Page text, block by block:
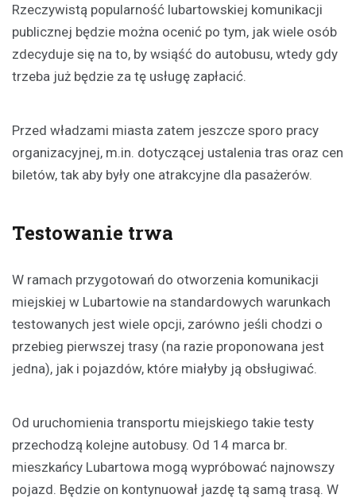
Rzeczywistą popularność lubartowskiej komunikacji
publicznej będzie można ocenić po tym, jak wiele osób
zdecyduje się na to, by wsiąść do autobusu, wtedy gdy
trzeba już będzie za tę usługę zapłacić.
Przed władzami miasta zatem jeszcze sporo pracy
organizacyjnej, m.in. dotyczącej ustalenia tras oraz cen
biletów, tak aby były one atrakcyjne dla pasażerów.
Testowanie trwa
W ramach przygotowań do otworzenia komunikacji
miejskiej w Lubartowie na standardowych warunkach
testowanych jest wiele opcji, zarówno jeśli chodzi o
przebieg pierwszej trasy (na razie proponowana jest
jedna), jak i pojazdów, które miałyby ją obsługiwać.
Od uruchomienia transportu miejskiego takie testy
przechodzą kolejne autobusy. Od 14 marca br.
mieszkańcy Lubartowa mogą wypróbować najnowszy
pojazd. Będzie on kontynuował jazdę tą samą trasą. W